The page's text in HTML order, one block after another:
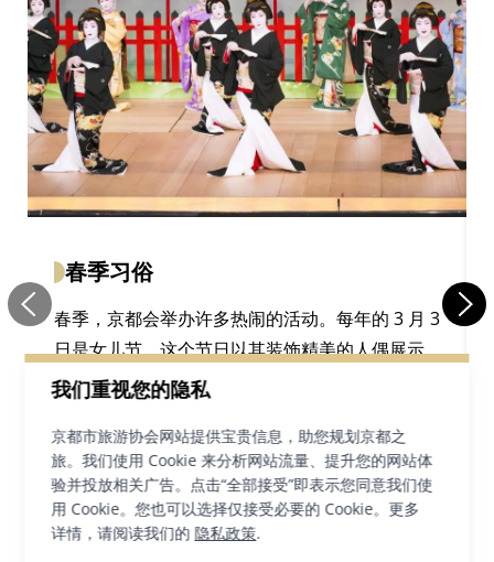
我们重视您的隐私
京都市旅游协会网站提供宝贵信息，助您规划京都之
旅。我们使用 Cookie 来分析网站流量、提升您的网站体
验并投放相关广告。点击“全部接受”即表示您同意我们使
用 Cookie。您也可以选择仅接受必要的 Cookie。更多
详情，请阅读我们的隐私政策.
春季习俗
春季，京都会举办许多热闹的活动。每年的 3 月 3
日是女儿节，这个节日以其装饰精美的人偶展示
而闻名。人们会在这一天举行一种名为“流雏”的传
运。4 月，许多艺伎与舞伎会齐聚一堂，表演“春
舞”，这是一次观赏各式舞艺的宝贵机会。5 月 5
日是儿童节（又称男孩节），人们会在这一天展
示精美的武士头盔和喜庆的鲤鱼旗。